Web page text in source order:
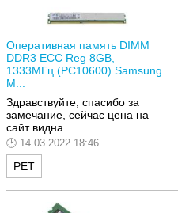
Оперативная память DIMM
DDR3 ECC Reg 8GB,
1333МГц (PC10600) Samsung
M...
Здравствуйте, спасибо за
замечание, сейчас цена на
сайт видна
14.03.2022 18:46
РЕТ